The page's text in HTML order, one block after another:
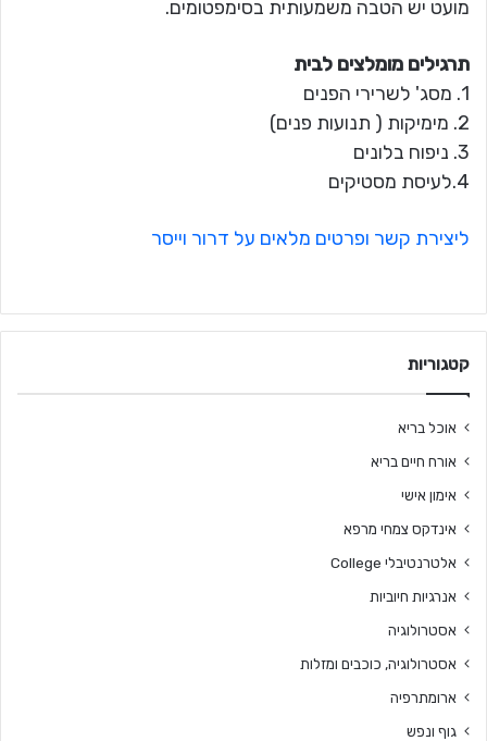
מועט יש הטבה משמעותית בסימפטומים.
תרגילים מומלצים לבית
1. מסג' לשרירי הפנים
2. מימיקות ( תנועות פנים)
3. ניפוח בלונים
4.לעיסת מסטיקים
ליצירת קשר ופרטים מלאים על דרור וייסר
קטגוריות
אוכל בריא
אורח חיים בריא
אימון אישי
אינדקס צמחי מרפא
אלטרנטיבלי College
אנרגיות חיוביות
אסטרולוגיה
אסטרולוגיה, כוכבים ומזלות
ארומתרפיה
גוף ונפש